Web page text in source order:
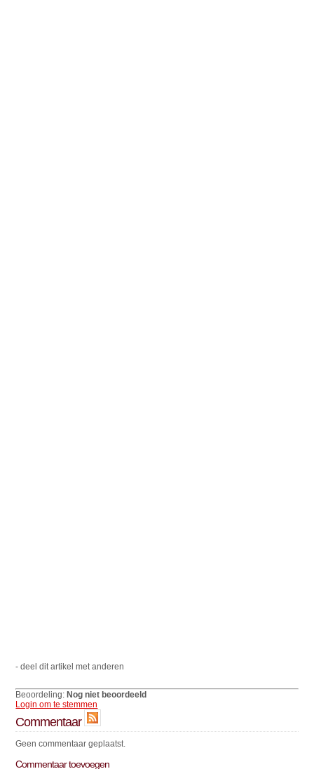
- deel dit artikel met anderen
Beoordeling:Nog niet beoordeeld
Login om te stemmen
Commentaar
Geen commentaar geplaatst.
Commentaar toevoegen